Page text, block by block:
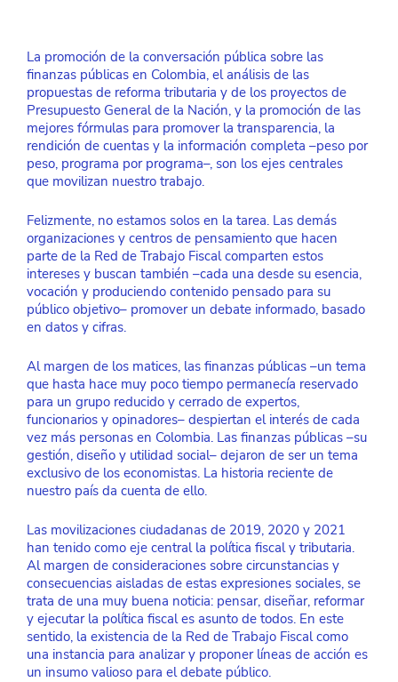
La promoción de la conversación pública sobre las
finanzas públicas en Colombia, el análisis de las
propuestas de reforma tributaria y de los proyectos de
Presupuesto General de la Nación, y la promoción de las
mejores fórmulas para promover la transparencia, la
rendición de cuentas y la información completa –peso por
peso, programa por programa–, son los ejes centrales
que movilizan nuestro trabajo.
Felizmente, no estamos solos en la tarea. Las demás
organizaciones y centros de pensamiento que hacen
parte de la Red de Trabajo Fiscal comparten estos
intereses y buscan también –cada una desde su esencia,
vocación y produciendo contenido pensado para su
público objetivo– promover un debate informado, basado
en datos y cifras.
Al margen de los matices, las finanzas públicas –un tema
que hasta hace muy poco tiempo permanecía reservado
para un grupo reducido y cerrado de expertos,
funcionarios y opinadores– despiertan el interés de cada
vez más personas en Colombia. Las finanzas públicas –su
gestión, diseño y utilidad social– dejaron de ser un tema
exclusivo de los economistas. La historia reciente de
nuestro país da cuenta de ello.
Las movilizaciones ciudadanas de 2019, 2020 y 2021
han tenido como eje central la política fiscal y tributaria.
Al margen de consideraciones sobre circunstancias y
consecuencias aisladas de estas expresiones sociales, se
trata de una muy buena noticia: pensar, diseñar, reformar
y ejecutar la política fiscal es asunto de todos. En este
sentido, la existencia de la Red de Trabajo Fiscal como
una instancia para analizar y proponer líneas de acción es
un insumo valioso para el debate público.